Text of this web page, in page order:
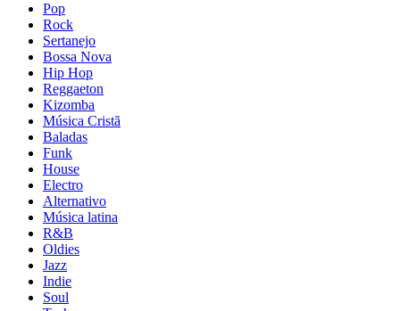
Pop
Rock
Sertanejo
Bossa Nova
Hip Hop
Reggaeton
Kizomba
Música Cristã
Baladas
Funk
House
Electro
Alternativo
Música latina
R&B
Oldies
Jazz
Indie
Soul